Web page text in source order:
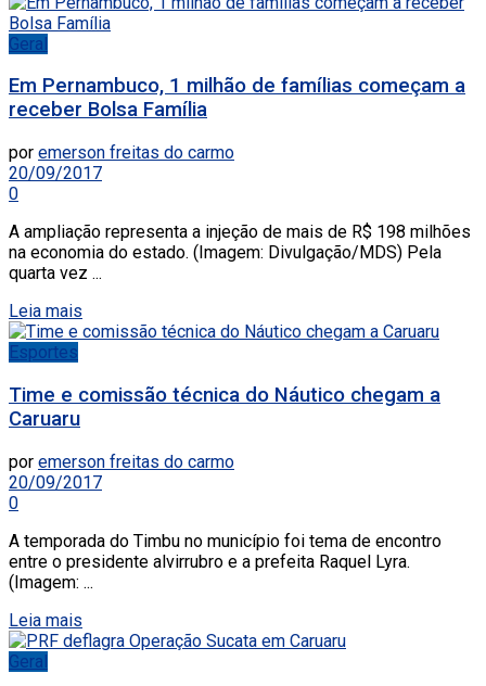
Geral
Em Pernambuco, 1 milhão de famílias começam a
receber Bolsa Família
por emerson freitas do carmo
20/09/2017
0
A ampliação representa a injeção de mais de R$ 198 milhões
na economia do estado. (Imagem: Divulgação/MDS) Pela
quarta vez ...
Leia mais
Esportes
Time e comissão técnica do Náutico chegam a
Caruaru
por emerson freitas do carmo
20/09/2017
0
A temporada do Timbu no município foi tema de encontro
entre o presidente alvirrubro e a prefeita Raquel Lyra.
(Imagem: ...
Leia mais
Geral